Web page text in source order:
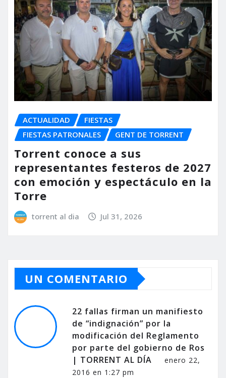
ACTUALIDAD
FIESTAS
FIESTAS PATRONALES
GENT DE TORRENT
Torrent conoce a sus
representantes festeros de 2027
con emoción y espectáculo en la
Torre
torrent al dia Jul 31, 2026
UN COMENTARIO
22 fallas firman un manifiesto
de “indignación” por la
modificación del Reglamento
por parte del gobierno de Ros
| TORRENT AL DÍA
enero 22,
2016 en 1:27 pm